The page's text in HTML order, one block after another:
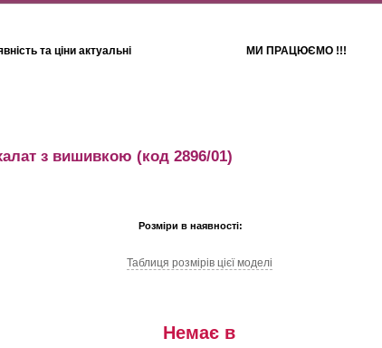
та ціни актуальні МИ ПРАЦЮЄМО !!!
з вишивкою (код 2896/01)
Розміри в наявності:
Таблиця розмiрiв цiєї моделi
Немає в